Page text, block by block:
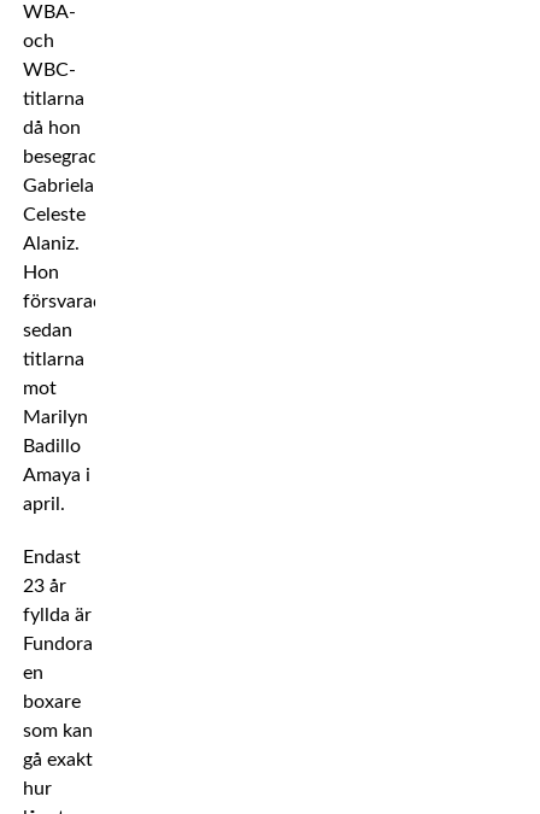
WBA-
och
WBC-
titlarna
då hon
besegrade
Gabriela
Celeste
Alaniz.
Hon
försvarade
sedan
titlarna
mot
Marilyn
Badillo
Amaya i
april.
Endast
23 år
fyllda är
Fundora
en
boxare
som kan
gå exakt
hur